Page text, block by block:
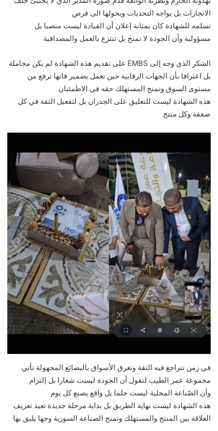
الانجازات بل يواجه التحديات ويحولها الى فرص
تسلمه للشهادة كان بمثابة إعلان أن القيادة ليست منصبا بل
مسؤولية وأن الجودة لا تمنح بل تنتزع بالعمل والمصداقية
الشكر الذي وجه إلى EMBS على تقديم هذه الشهادة لم يكن مجاملة
بل اعترافا بأن الجهات الرقابية حين تعمل بضمير فانها ترفع من
مستوى السوق وتمنح المستهلك حقه في الاطمئنان
هذه الشهادة ليست للتعليق على الجدران بل لتفعيل الثقة في كل
صفقة وكل منتج
في زمن تتراجع فيه الثقة وتغرق الأسواق بالبضائع المجهولة تأتي
مجموعة عمر الطيب لتقول أن الجودة ليست شعارا بل إلتزام
وأن الصّناعة المحلية ليست حلما بل واقع يصنع كل يوم
هذه الشهادة ليست نهاية الطريق بل بداية مرحلة جديدة تعيد تعريف
العلاقة بين المنتج والمستهلك وتمنح الصناعة السورية وجها يليق بها